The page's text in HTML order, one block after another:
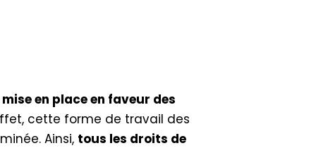
en place en faveur des
cette forme de travail des
Ainsi, tous les droits de